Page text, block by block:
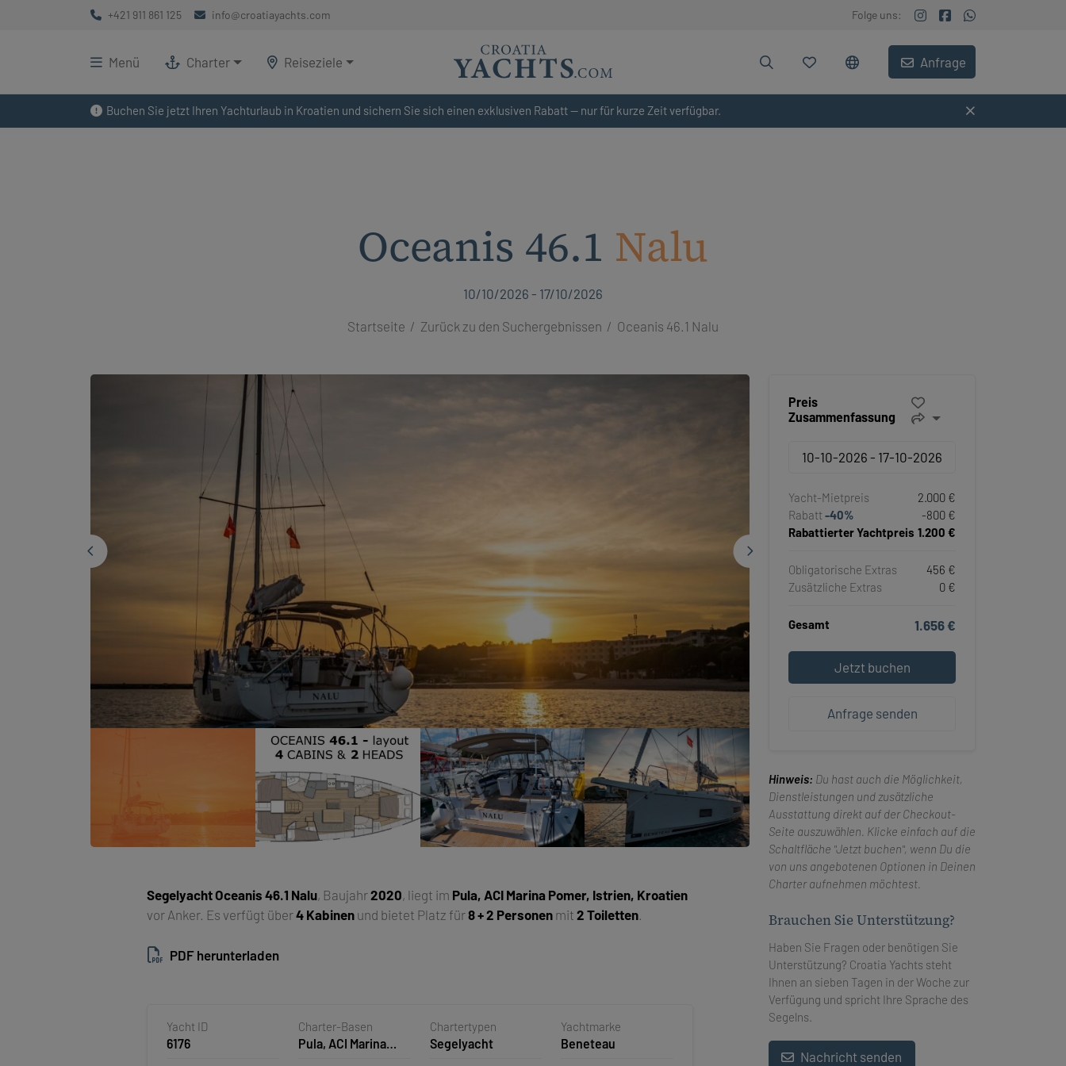
Buchen Sie jetzt Ihren Yachturlaub in Kroatien und sichern Sie sich einen exklusiven Rabatt — nur für kurze Zeit verfügbar.
+421 911 861 125 info@croatiayachts.com Folge uns:
Menü Charter Reiseziele Anfrage
Oceanis 46.1 Nalu
10/10/2026 - 17/10/2026
Startseite Zurück zu den Suchergebnissen Oceanis 46.1 Nalu
SegelyachtOceanis 46.1 Nalu, Baujahr2020, liegt im Pula, ACI Marina Pomer, Istrien, Kroatien
vor Anker. Es verfügt über4 Kabinen und bietet Platz für8 + 2 Personen mit2 Toiletten
PDF herunterladen
Yacht ID
6176
Charter-Basen
Pula, ACI Marina
Chartertypen
Segelyacht
Yachtmarke
Beneteau
Preis
Zusammenfassung
Yacht-Mietpreis
2.000 €
Rabatt -40%
-800 €
Rabattierter Yachtpreis 1.200 €
Obligatorische Extras
456 €
Zusätzliche Extras
0 €
Gesamt 1.656 €
Jetzt buchen
Anfrage senden
Hinweis: Du hast auch die Möglichkeit,
Dienstleistungen und zusätzliche
Ausstattung direkt auf der Checkout-
Seite auszuwählen. Klicke einfach auf die
Schaltfläche "Jetzt buchen", wenn Du die
von uns angebotenen Optionen in Deinen
Charter aufnehmen möchtest.
Brauchen Sie Unterstützung?
Haben Sie Fragen oder benötigen Sie
Unterstützung? Croatia Yachts steht
Ihnen an sieben Tagen in der Woche zur
Verfügung und spricht Ihre Sprache des
Segelns.
Nachricht senden